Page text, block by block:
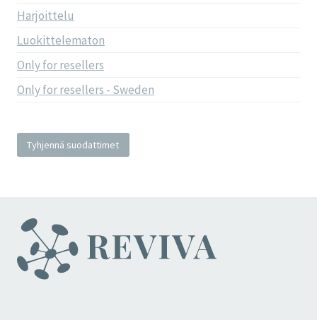
Harjoittelu
Luokittelematon
Only for resellers
Only for resellers - Sweden
Tyhjennä suodattimet